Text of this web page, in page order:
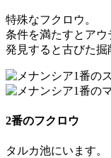
特殊なフクロウ。
条件を満たすとアウ
発見すると古びた掘
2番のフクロウ
タルカ池にいます。